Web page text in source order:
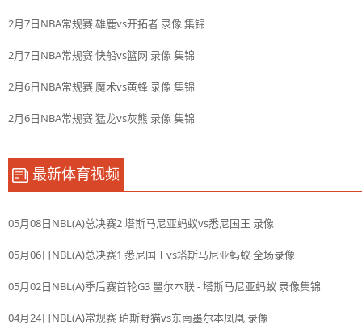
2月7日NBA常规赛 雄鹿vs开拓者 录像 集锦
2月7日NBA常规赛 快船vs篮网 录像 集锦
2月6日NBA常规赛 魔术vs黄蜂 录像 集锦
2月6日NBA常规赛 猛龙vs灰熊 录像 集锦
最新体育视频
05月08日NBL(A)总决赛2 塔斯马尼亚蚂蚁vs悉尼国王 录像
05月06日NBL(A)总决赛1 悉尼国王vs塔斯马尼亚蚂蚁 全场录像
05月02日NBL(A)季后赛首轮G3 墨尔本联 - 塔斯马尼亚蚂蚁 录像集锦
04月24日NBL(A)常规赛 珀斯野猫vs东南墨尔本凤凰 录像